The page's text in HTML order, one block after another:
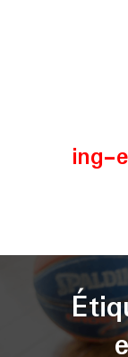
ing-